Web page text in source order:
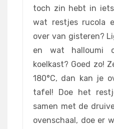
toch zin hebt in
wat restjes rucola
over van gisteren?
en wat halloumi
koelkast? Goed zo!
180°C, dan kan je
tafel! Doe het
samen met de
ovenschaal, doe er